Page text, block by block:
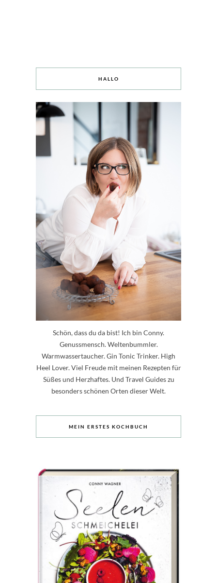
HALLO
Schön, dass du da bist! Ich bin Conny.
Genussmensch. Weltenbummler.
Warmwassertaucher. Gin Tonic Trinker. High
Heel Lover. Viel Freude mit meinen Rezepten für
Süßes und Herzhaftes. Und Travel Guides zu
besonders schönen Orten dieser Welt.
MEIN ERSTES KOCHBUCH